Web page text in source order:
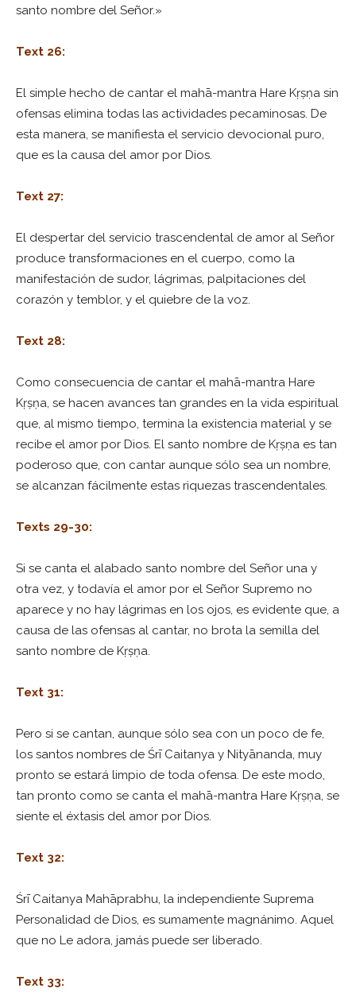
santo nombre del Señor.»
Text 26:
El simple hecho de cantar el mahā-mantra Hare Kṛṣṇa sin
ofensas elimina todas las actividades pecaminosas. De
esta manera, se manifiesta el servicio devocional puro,
que es la causa del amor por Dios.
Text 27:
El despertar del servicio trascendental de amor al Señor
produce transformaciones en el cuerpo, como la
manifestación de sudor, lágrimas, palpitaciones del
corazón y temblor, y el quiebre de la voz.
Text 28:
Como consecuencia de cantar el mahā-mantra Hare
Kṛṣṇa, se hacen avances tan grandes en la vida espiritual
que, al mismo tiempo, termina la existencia material y se
recibe el amor por Dios. El santo nombre de Kṛṣṇa es tan
poderoso que, con cantar aunque sólo sea un nombre,
se alcanzan fácilmente estas riquezas trascendentales.
Texts 29-30:
Si se canta el alabado santo nombre del Señor una y
otra vez, y todavía el amor por el Señor Supremo no
aparece y no hay lágrimas en los ojos, es evidente que, a
causa de las ofensas al cantar, no brota la semilla del
santo nombre de Kṛṣṇa.
Text 31:
Pero si se cantan, aunque sólo sea con un poco de fe,
los santos nombres de Śrī Caitanya y Nityānanda, muy
pronto se estará limpio de toda ofensa. De este modo,
tan pronto como se canta el mahā-mantra Hare Kṛṣṇa, se
siente el éxtasis del amor por Dios.
Text 32:
Śrī Caitanya Mahāprabhu, la independiente Suprema
Personalidad de Dios, es sumamente magnánimo. Aquel
que no Le adora, jamás puede ser liberado.
Text 33: